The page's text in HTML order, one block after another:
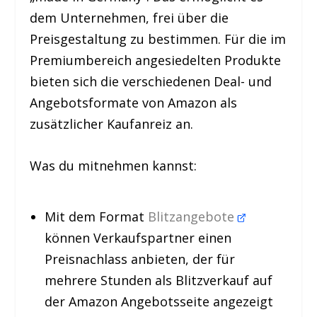
dem Unternehmen, frei über die
Preisgestaltung zu bestimmen. Für die im
Premiumbereich angesiedelten Produkte
bieten sich die verschiedenen Deal- und
Angebotsformate von Amazon als
zusätzlicher Kaufanreiz an.
Was du mitnehmen kannst:
Mit dem Format Blitzangebote
können Verkaufspartner einen
Preisnachlass anbieten, der für
mehrere Stunden als Blitzverkauf auf
der Amazon Angebotsseite angezeigt